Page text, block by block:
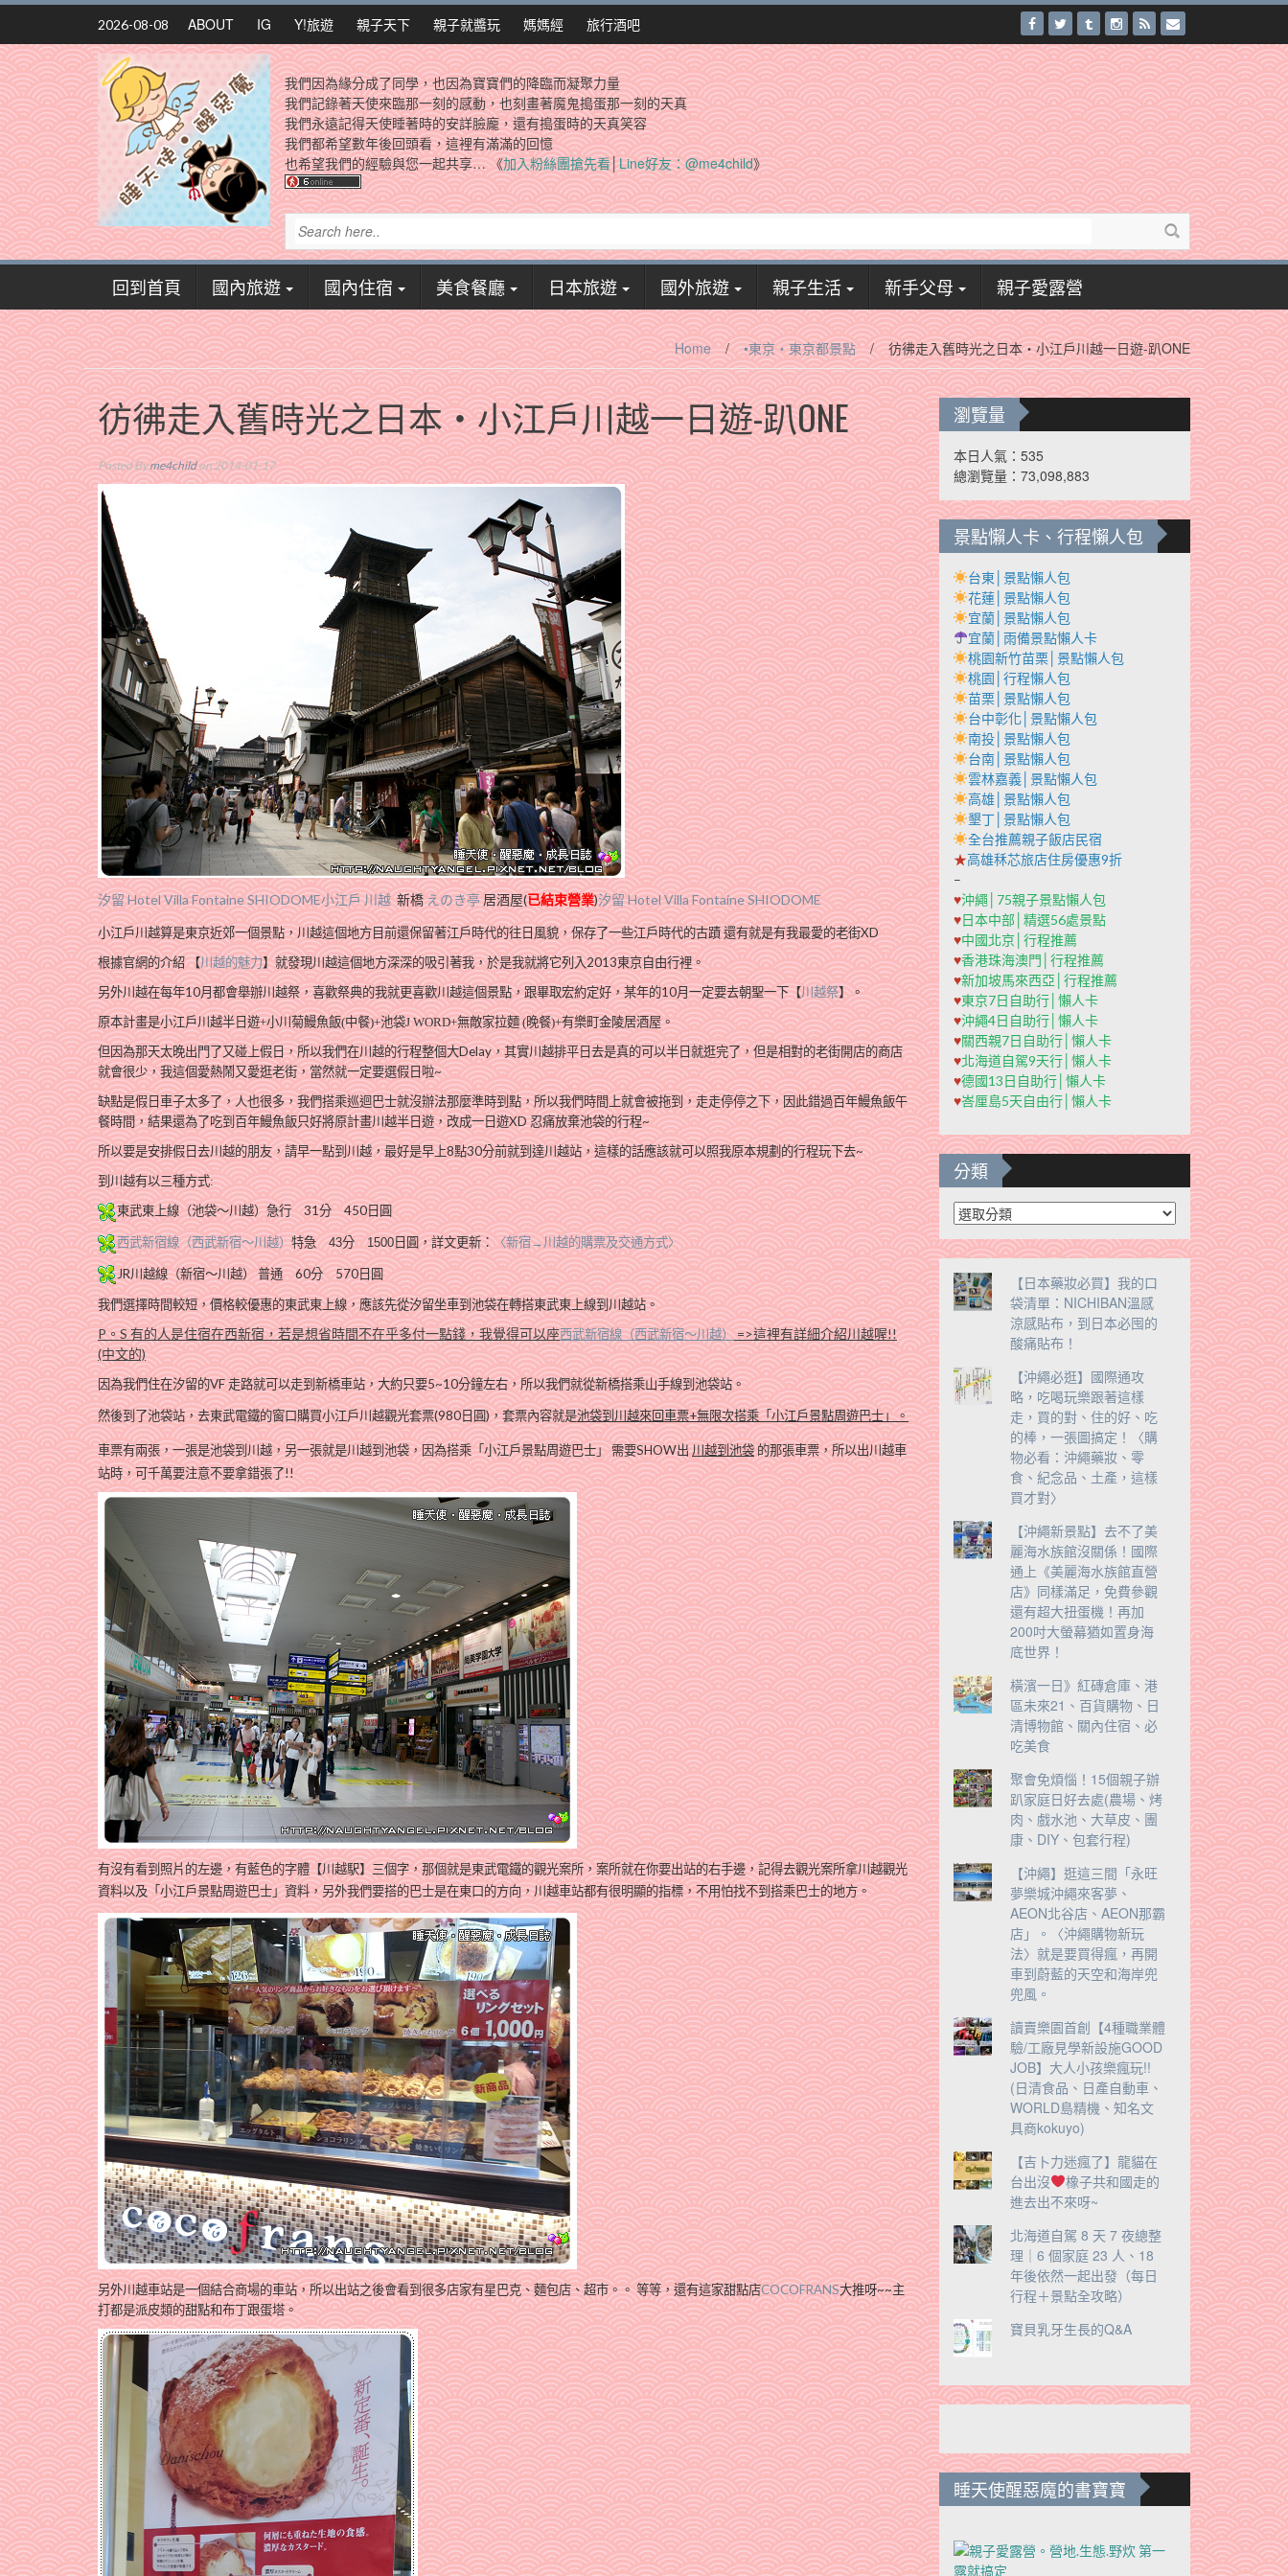
Skip
content
2026-08-08 ABOUT IG Y!旅遊 親子天下 親子就醬玩 媽媽經 旅行酒吧
我們因為緣分成了同學，也因為寶寶們的降臨而凝聚力量
我們記錄著天使來臨那一刻的感動，也刻畫著魔鬼搗蛋那一刻的天真
我們永遠記得天使睡著時的安詳臉龐，還有搗蛋時的天真笑容
我們都希望數年後回頭看，這裡有滿滿的回憶
也希望我們的經驗與您一起共享… 《加入粉絲團搶先看│Line好友：@me4child》
回到首頁 國內旅遊 國內住宿 美食餐廳 日本旅遊 國外旅遊 親子生活 新手父母 親子愛露營
Home / •東京‧東京都景點 / 彷彿走入舊時光之日本‧小江戶川越一日遊-趴ONE
彷彿走入舊時光之日本‧小江戶川越一日遊-趴ONE
Posted Byme4childon 2014-01-17
汐留 Hotel Villa Fontaine SHIODOME小江戶 川越新橋えのき亭居酒屋(已結束營業)汐留 Hotel Villa Fontaine SHIODOME
小江戶川越算是東京近郊一個景點，川越這個地方目前還保留著江戶時代的往日風貌，保存了一些江戶時代的古蹟 還有就是有我最愛的老街XD
根據官網的介紹 【川越的魅力】就發現川越這個地方深深的吸引著我，於是我就將它列入2013東京自由行裡。
另外川越在每年10月都會舉辦川越祭，喜歡祭典的我就更喜歡川越這個景點，跟畢取宏約定好，某年的10月一定要去朝聖一下【川越祭】。
原本計畫是小江戶川越半日遊+小川菊鰻魚飯(中餐)+池袋J WORD+無敵家拉麵 (晚餐)+有樂町金陵居酒屋。
但因為那天太晚出門了又碰上假日，所以我們在川越的行程整個大Delay，其實川越排平日去是真的可以半日就逛完了，但是相對的老街開店的商店
就會很少，我這個愛熱鬧又愛逛老街，當然就一定要選假日啦~
缺點是假日車子太多了，人也很多，我們搭乘巡迴巴士就沒辦法那麼準時到點，所以我們時間上就會被拖到，走走停停之下，因此錯過百年鰻魚飯午
餐時間，結果還為了吃到百年鰻魚飯只好將原計畫川越半日遊，改成一日遊XD 忍痛放棄池袋的行程~
所以要是安排假日去川越的朋友，請早一點到川越，最好是早上8點30分前就到達川越站，這樣的話應該就可以照我原本規劃的行程玩下去~
到川越有以三種方式:
東武東上線（池袋～川越）急行 31分 450日圓
西武新宿線（西武新宿～川越）特急43分1500日圓，詳文更新：〈新宿→川越的購票及交通方式〉
JR川越線（新宿～川越） 普通 60分 570日圓
我們選擇時間較短，價格較優惠的東武東上線，應該先從汐留坐車到池袋在轉搭東武東上線到川越站。
P。S 有的人是住宿在西新宿，若是想省時間不在乎多付一點錢，我覺得可以座西武新宿線（西武新宿～川越）=>這裡有詳細介紹川越喔!!
(中文的)
因為我們住在汐留的VF 走路就可以走到新橋車站，大約只要5~10分鐘左右，所以我們就從新橋搭乘山手線到池袋站。
然後到了池袋站，去東武電鐵的窗口購買小江戶川越觀光套票(980日圓)，套票內容就是池袋到川越來回車票+無限次搭乘「小江戶景點周遊巴士」。
車票有兩張，一張是池袋到川越，另一張就是川越到池袋，因為搭乘「小江戶景點周遊巴士」需要SHOW出川越到池袋的那張車票，所以出川越車
站時，可千萬要注意不要拿錯張了!!
有沒有看到照片的左邊，有藍色的字體【川越駅】三個字，那個就是東武電鐵的觀光案所，案所就在你要出站的右手邊，記得去觀光案所拿川越觀光
資料以及「小江戶景點周遊巴士」資料，另外我們要搭的巴士是在東口的方向，川越車站都有很明顯的指標，不用怕找不到搭乘巴士的地方。
另外川越車站是一個結合商場的車站，所以出站之後會看到很多店家有星巴克、麵包店、超市。。 等等，還有這家甜點店COCOFRANS大推呀~~主
打都是派皮類的甜點和布丁跟蛋塔。
瀏覽量
本日人氣：535
總瀏覽量：73,098,883
景點懶人卡、行程懶人包
台東│景點懶人包
花蓮│景點懶人包
宜蘭│景點懶人包
宜蘭│雨備景點懶人卡
桃園新竹苗栗│景點懶人包
桃園│行程懶人包
苗栗│景點懶人包
台中彰化│景點懶人包
南投│景點懶人包
台南│景點懶人包
雲林嘉義│景點懶人包
高雄│景點懶人包
墾丁│景點懶人包
全台推薦親子飯店民宿
★高雄秝芯旅店住房優惠9折
–
♥沖繩│75親子景點懶人包
♥日本中部│精選56處景點
♥中國北京│行程推薦
♥香港珠海澳門│行程推薦
♥新加坡馬來西亞│行程推薦
♥東京7日自助行│懶人卡
♥沖繩4日自助行│懶人卡
♥關西親7日自助行│懶人卡
♥北海道自駕9天行│懶人卡
♥德國13日自助行│懶人卡
♥峇厘島5天自由行│懶人卡
分類
分
類
【日本藥妝必買】我的口
袋清單：NICHIBAN溫感
涼感貼布，到日本必囤的
酸痛貼布！
【沖繩必逛】國際通攻
略，吃喝玩樂跟著這樣
走，買的對、住的好、吃
的棒，一張圖搞定！〈購
物必看：沖繩藥妝、零
食、紀念品、土產，這樣
買才對〉
【沖繩新景點】去不了美
麗海水族館沒關係！國際
通上《美麗海水族館直營
店》同樣滿足，免費參觀
還有超大扭蛋機！再加
200吋大螢幕猶如置身海
底世界！
橫濱一日》紅磚倉庫、港
區未來21、百貨購物、日
清博物館、關內住宿、必
吃美食
聚會免煩惱！15個親子辦
趴家庭日好去處(農場、烤
肉、戲水池、大草皮、團
康、DIY、包套行程)
【沖繩】逛這三間「永旺
夢樂城沖繩來客夢、
AEON北谷店、AEON那霸
店」。〈沖繩購物新玩
法〉就是要買得瘋，再開
車到蔚藍的天空和海岸兜
兜風。
讀賣樂園首創【4種職業體
驗/工廠見學新設施GOOD
JOB】大人小孩樂瘋玩!!
(日清食品、日產自動車、
WORLD島精機、知名文
具商kokuyo)
【吉卜力迷瘋了】龍貓在
台出沒
橡子共和國走的
進去出不來呀~
北海道自駕 8 天 7 夜總整
理｜6 個家庭 23 人、18
年後依然一起出發（每日
行程＋景點全攻略）
寶貝乳牙生長的Q&A
睡天使醒惡魔的書寶寶